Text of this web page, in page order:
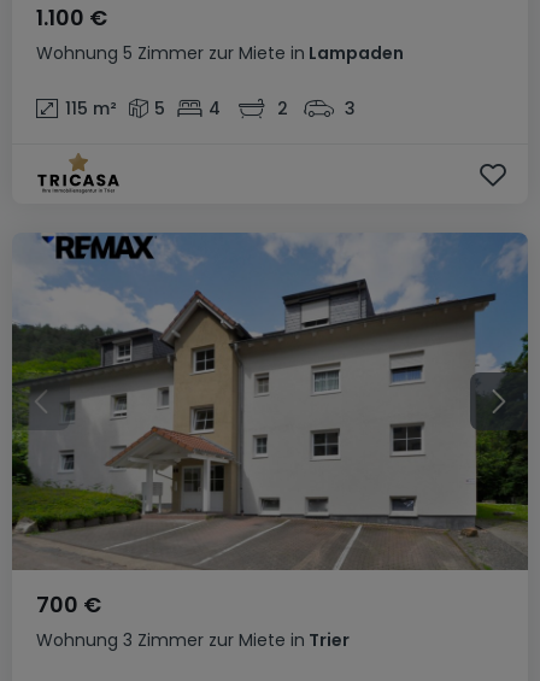
Wohnung 5 Zimmer zur Miete in Lampaden
1.100 €
115 m² 5 4 2 3
Wohnung 3 Zimmer zur Miete in Trier
700 €